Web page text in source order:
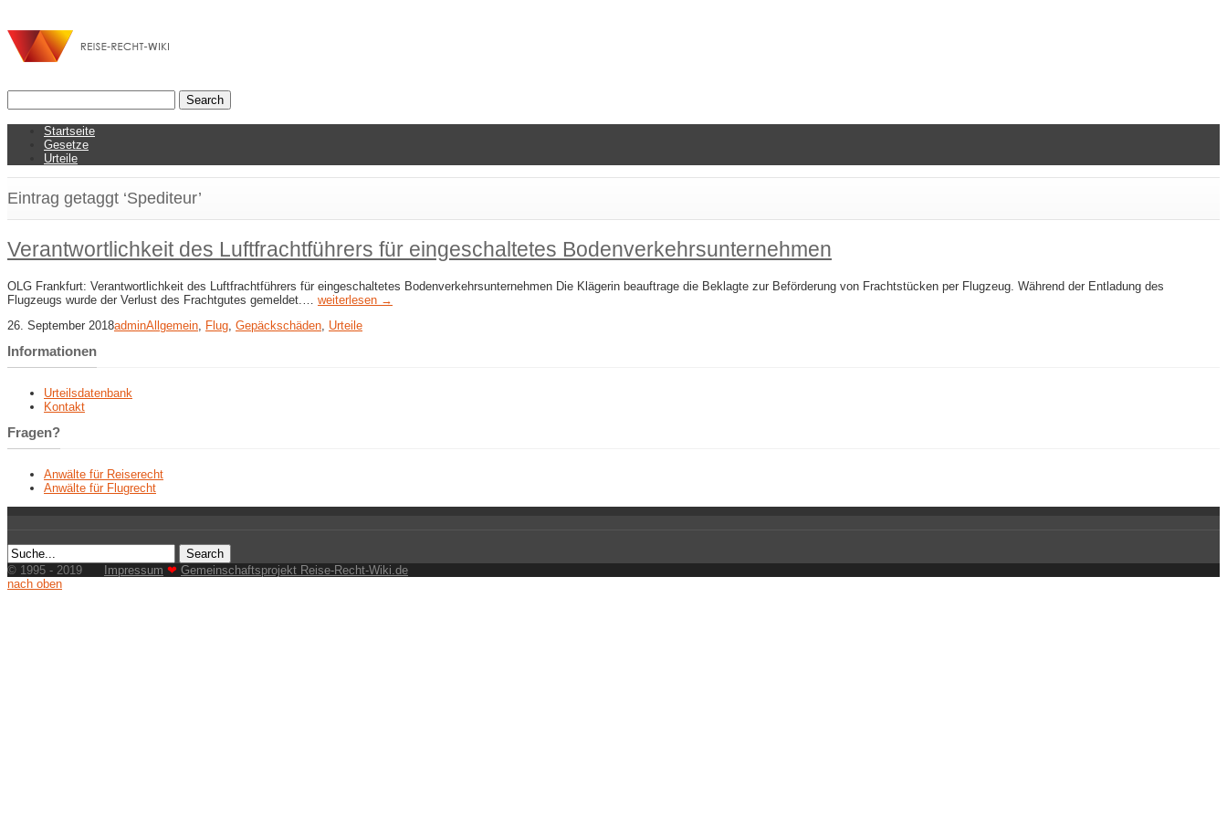
Startseite
Gesetze
Urteile
Eintrag getaggt ‘Spediteur’
Verantwortlichkeit des Luftfrachtführers für eingeschaltetes Bodenverkehrsunternehmen
OLG Frankfurt: Verantwortlichkeit des Luftfrachtführers für eingeschaltetes Bodenverkehrsunternehmen Die Klägerin beauftrage die Beklagte zur Beförderung von Frachtstücken per Flugzeug. Während der Entladung des
Flugzeugs wurde der Verlust des Frachtgutes gemeldet.… weiterlesen →
26. September 2018adminAllgemein, Flug, Gepäckschäden, Urteile
Informationen
Urteilsdatenbank
Kontakt
Fragen?
Anwälte für Reiserecht
Anwälte für Flugrecht
© 1995 - 2019 Impressum ❤ Gemeinschaftsprojekt Reise-Recht-Wiki.de
nach oben